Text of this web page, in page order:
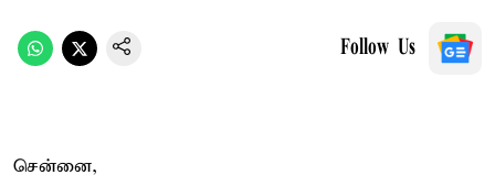
Follow Us
சென்னை,